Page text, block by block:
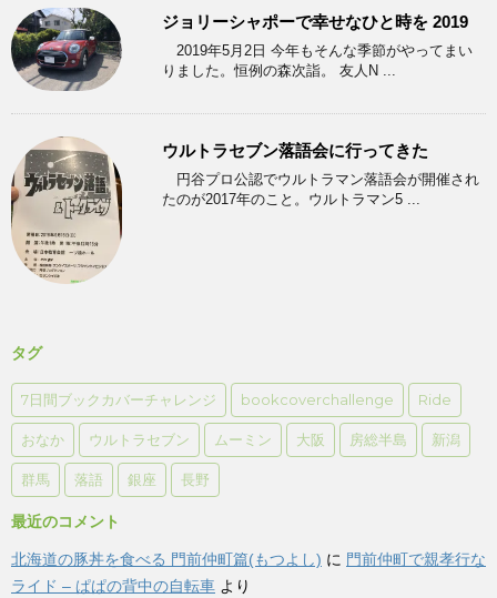
ジョリーシャポーで幸せなひと時を 2019
2019年5月2日 今年もそんな季節がやってまい
りました。恒例の森次詣。 友人N ...
ウルトラセブン落語会に行ってきた
円谷プロ公認でウルトラマン落語会が開催され
たのが2017年のこと。ウルトラマン5 ...
タグ
7日間ブックカバーチャレンジ bookcoverchallenge Ride
おなか ウルトラセブン ムーミン 大阪 房総半島 新潟
群馬 落語 銀座 長野
最近のコメント
北海道の豚丼を食べる 門前仲町篇(もつよし) に 門前仲町で親孝行な
ライド – ぱぱの背中の自転車 より